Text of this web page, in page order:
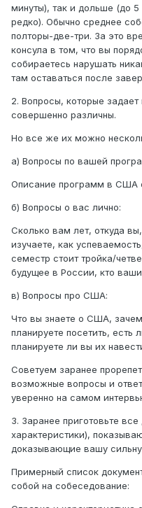
минуты), так и дольше (до
редко). Обычно среднее
полторы-две-три. За это
консула в том, что вы
собираетесь нарушать
там оставаться после
2. Вопросы, которые
совершенно различны.
Но все же их можно
а) Вопросы по вашей
Описание программ в США
б) Вопросы о вас лично:
Сколько вам лет, откуда
изучаете, как
семестр стоит тройка/
будущее в России, кто
в) Вопросы про США:
Что вы знаете о США,
планируете посетить, есть
планируете ли вы их
Советуем заранее
возможные вопросы и
уверенно на самом
3. Заранее приготовьте
характеристики),
доказывающие вашу
Примерный список
собой на собеседование: